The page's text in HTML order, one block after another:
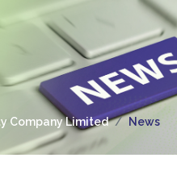
Company Limited News